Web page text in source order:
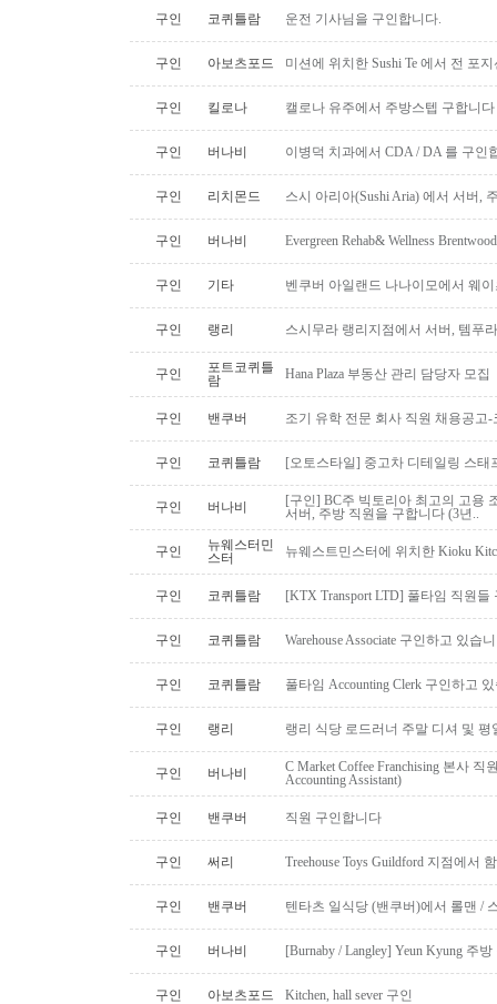
구인 코퀴틀람 운전 기사님을 구인합니다.
구인 아보츠포드 미션에 위치한 Sushi Te 에서 전 포
구인 킬로나 캘로나 유주에서 주방스텝 구합니다
구인 버나비 이병덕 치과에서 CDA / DA 를 구인
구인 리치몬드 스시 아리아(Sushi Aria) 에서 서버,
구인 버나비 Evergreen Rehab& Wellness
구인 기타 벤쿠버 아일랜드 나나이모에서 웨
구인 랭리 스시무라 랭리지점에서 서버, 템푸
구인
포트코퀴틀
람
Hana Plaza 부동산 관리 담당자 모집
구인 밴쿠버 조기 유학 전문 회사 직원 채용공고
구인 코퀴틀람 [오토스타일] 중고차 디테일링 스태
구인 버나비
[구인] BC주 빅토리아 최고의 고용
서버, 주방 직원을 구합니다 (3년..
구인
뉴웨스터민
스터
뉴웨스트민스터에 위치한 Kioku
구인 코퀴틀람 [KTX Transport LTD] 풀타임 직원
구인 코퀴틀람 Warehouse Associate 구인하고 있습
구인 코퀴틀람 풀타임 Accounting Clerk 구인하고
구인 랭리 랭리 식당 로드러너 주말 디셔 및
구인 버나비
C Market Coffee Franchising 본사 직
Accounting Assistant)
구인 밴쿠버 직원 구인합니다
구인 써리 Treehouse Toys Guildford 지점에서
구인 밴쿠버 텐타츠 일식당 (밴쿠버)에서 롤맨 /
구인 버나비 [Burnaby / Langley] Yeun Kyung 주
구인 아보츠포드 Kitchen, hall sever 구인